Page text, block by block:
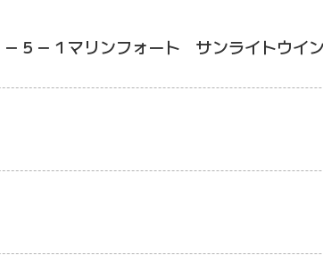
５－１マリンフォート サンライトウイ